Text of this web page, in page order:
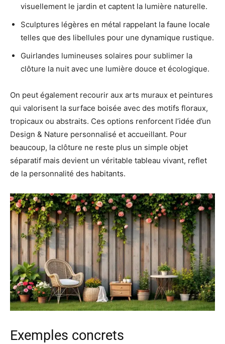
visuellement le jardin et captent la lumière naturelle.
Sculptures légères en métal rappelant la faune locale
telles que des libellules pour une dynamique rustique.
Guirlandes lumineuses solaires pour sublimer la
clôture la nuit avec une lumière douce et écologique.
On peut également recourir aux arts muraux et peintures
qui valorisent la surface boisée avec des motifs floraux,
tropicaux ou abstraits. Ces options renforcent l’idée d’un
Design & Nature personnalisé et accueillant. Pour
beaucoup, la clôture ne reste plus un simple objet
séparatif mais devient un véritable tableau vivant, reflet
de la personnalité des habitants.
Exemples concrets